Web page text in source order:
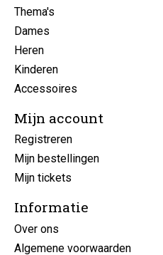
Thema's
Dames
Heren
Kinderen
Accessoires
Mijn account
Registreren
Mijn bestellingen
Mijn tickets
Informatie
Over ons
Algemene voorwaarden